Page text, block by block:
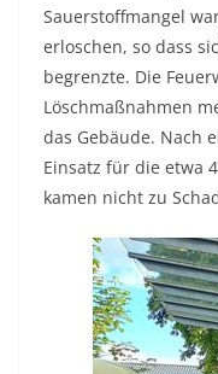
Sauerstoffmangel
erloschen, so dass
begrenzte. Die
Löschmaßnahmen
das Gebäude. Nach
Einsatz für die etwa
kamen nicht zu